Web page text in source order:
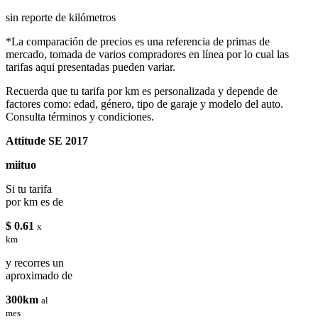
sin reporte de kilómetros
*La comparación de precios es una referencia de primas de
mercado, tomada de varios compradores en línea por lo cual las
tarifas aqui presentadas pueden variar.
Recuerda que tu tarifa por km es personalizada y depende de
factores como: edad, género, tipo de garaje y modelo del auto.
Consulta términos y condiciones.
Attitude SE 2017
miituo
Si tu tarifa
por km es de
$ 0.61 x
km
y recorres un
aproximado de
300km al
mes